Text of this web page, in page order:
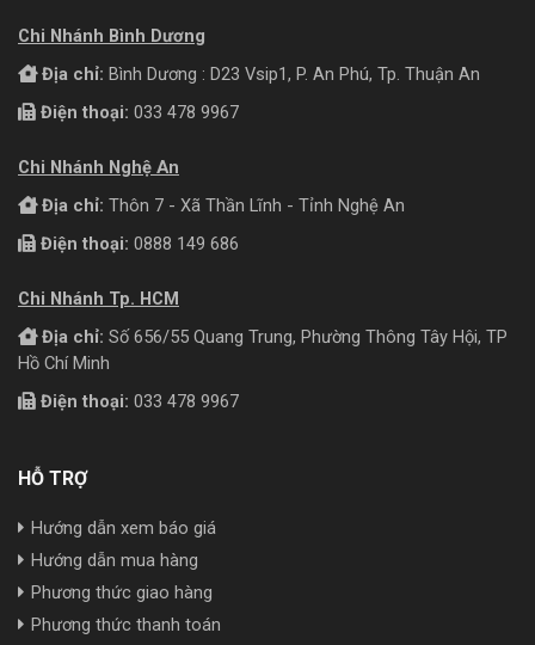
Chi Nhánh Bình Dương
Địa chỉ: Bình Dương : D23 Vsip1, P. An Phú, Tp. Thuận An
Điện thoại: 033 478 9967
Chi Nhánh Nghệ An
Địa chỉ: Thôn 7 - Xã Thần Lĩnh - Tỉnh Nghệ An
Điện thoại: 0888 149 686
Chi Nhánh Tp. HCM
Địa chỉ: Số 656/55 Quang Trung, Phường Thông Tây Hội, TP
Hồ Chí Minh
Điện thoại: 033 478 9967
HỖ TRỢ
Hướng dẫn xem báo giá
Hướng dẫn mua hàng
Phương thức giao hàng
Phương thức thanh toán